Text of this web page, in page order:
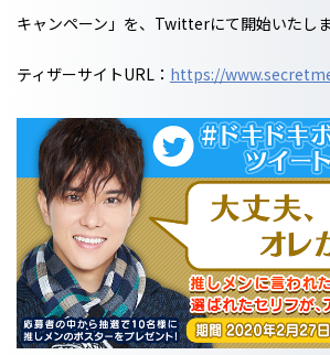
キャンペーン」を、Twitterにて開始いたしま
ティザーサイトURL： https://